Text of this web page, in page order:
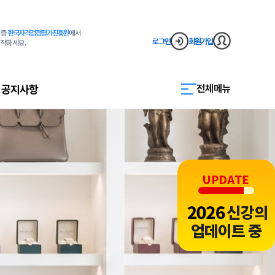
증한국자격검정평가진흥원에서
하세요.
로그인 회원가입
공지사항 전체메뉴